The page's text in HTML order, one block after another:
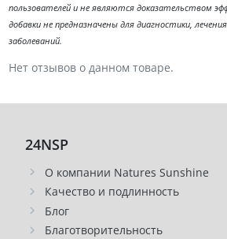
пользователей и не являются доказательством
добавки не предназначены для диагностики,
заболеваний.
Нет отзывов о данном товаре.
24NSP
О компании Natures Sunshine
Качество и подлинность
Блог
Благотворительность